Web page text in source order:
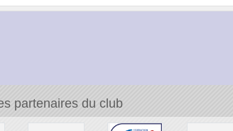
partenaires du club